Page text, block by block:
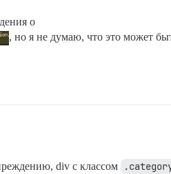
о
, но я не думаю, что это может
div с классом